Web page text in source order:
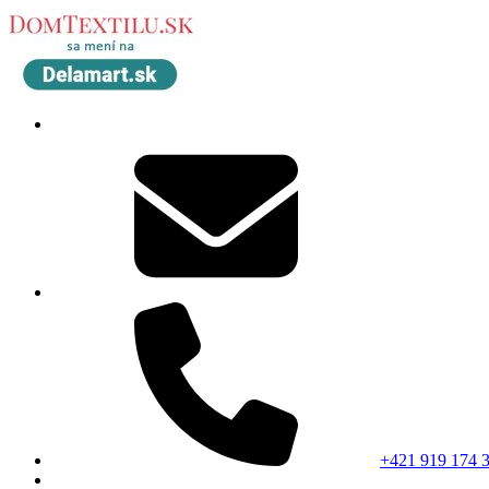
+421 919 174